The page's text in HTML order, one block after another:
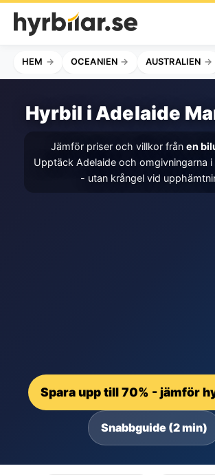
HEM OCEANIEN AUSTRALIEN
Hyrbil i Adelaide
Jämför priser och villkor från en
Upptäck Adelaide och omgivningarna
- utan krångel vid
Spara upp till 70% - jämför
Snabbguide (2 min)